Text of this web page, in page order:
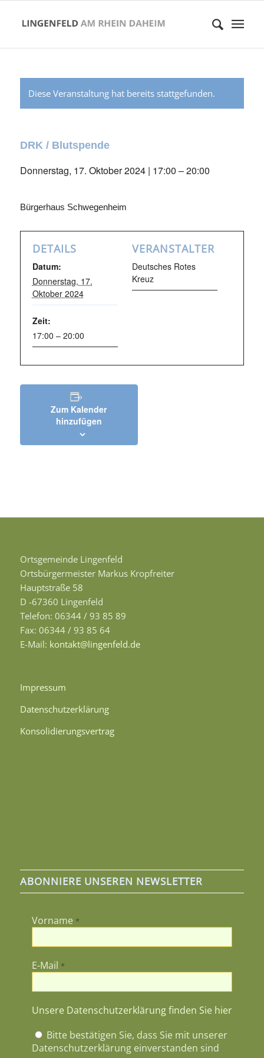
Diese Veranstaltung hat bereits stattgefunden.
DRK / Blutspende
Donnerstag, 17. Oktober 2024 | 17:00 –20:00
Bürgerhaus Schwegenheim
DETAILS
Datum:
Donnerstag, 17.
Oktober 2024
Zeit:
17:00 – 20:00
VERANSTALTER
Deutsches Rotes
Kreuz
Zum Kalender
hinzufügen
Ortsgemeinde Lingenfeld
Ortsbürgermeister Markus Kropfreiter
Hauptstraße 58
D -67360 Lingenfeld
Telefon: 06344 / 93 85 89
Fax: 06344 / 93 85 64
E-Mail: kontakt@lingenfeld.de
Impressum
Datenschutzerklärung
Konsolidierungsvertrag
ABONNIERE UNSEREN NEWSLETTER
Vorname *
E-Mail *
Unsere Datenschutzerklärung finden Sie hier
Bitte bestätigen Sie, dass Sie mit unserer
Datenschutzerklärung einverstanden sind